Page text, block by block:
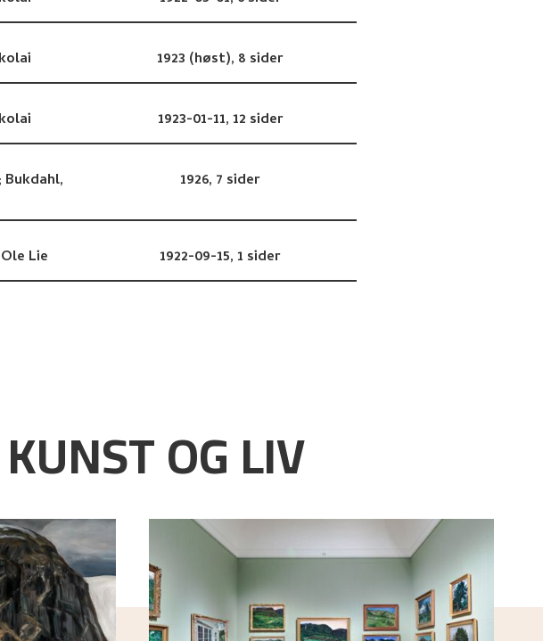
1923 (høst), 8 sider
1923-01-11,12 sider
Bukdahl, 1926, 7 sider
Lie 1922-09-15,1 sider
OG LIV